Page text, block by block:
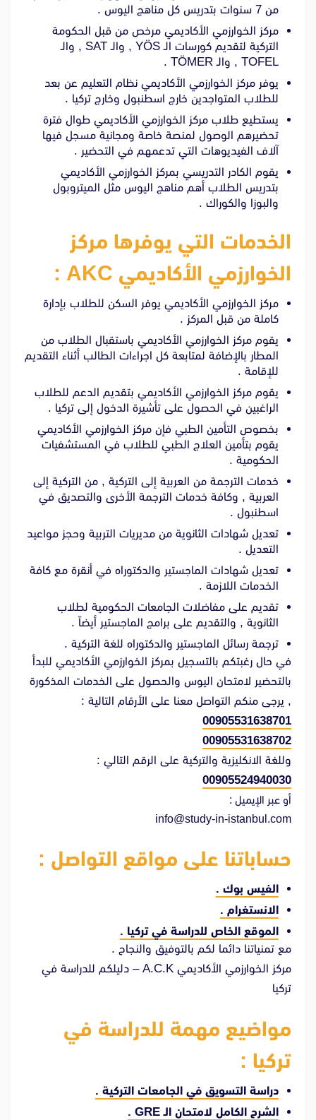
من 7 سنوات بتدريس كل مناهج اليوس .
مركز الخوارزمي الأكاديمي مرخص من قبل الحكومة
التركية لتقديم كورسات الـ YÖS , والـ SAT , والـ
TOFEL , والـ TÖMER .
يوفر مركز الخوارزمي الأكاديمي نظام التعليم عن بعد
للطلاب المتواجدين خارج اسطنبول وخارج تركيا .
يستطيع طلاب مركز الخوارزمي الأكاديمي طوال فترة
تحضيرهم الوصول لمنصة خاصة ومجانية مسجل فيها
آلاف الفيديوهات التي تدعمهم في التحضير .
يقوم الكادر التدريسي بمركز الخوارزمي الأكاديمي
بتدريس الطلاب أهم مناهج اليوس مثل الميتروبول
والبوزا والكوراك .
الخدمات التي يوفرها مركز
الخوارزمي الأكاديمي AKC :
مركز الخوارزمي الأكاديمي يوفر السكن للطلاب بإدارة
كاملة من قبل المركز .
يقوم مركز الخوارزمي الأكاديمي باستقبال الطلاب من
المطار بالإضافة لمتابعة كل اجراءات الطالب أثناء التقديم
للإقامة .
يقوم مركز الخوارزمي الأكاديمي بتقديم الدعم للطلاب
الراغبين في الحصول على تأشيرة الدخول إلى تركيا .
بخصوص التأمين الطبي فإن مركز الخوارزمي الأكاديمي
يقوم بتأمين العلاج الطبي للطلاب في المستشفيات
الحكومية .
خدمات الترجمة من العربية إلى التركية , من التركية إلى
العربية , وكافة خدمات الترجمة الأخرى والتصديق في
اسطنبول .
تعديل شهادات الثانوية من مديريات التربية وحجز مواعيد
التعديل .
تعديل شهادات الماجستير والدكتوراه في أنقرة مع كافة
الخدمات اللازمة .
تقديم على مفاضلات الجامعات الحكومية لطلاب
الثانوية , والتقديم على برامج الماجستير أيضاً .
ترجمة رسائل الماجستير والدكتوراه للغة التركية .
في حال رغبتكم بالتسجيل بمركز الخوارزمي الأكاديمي للبدأ
بالتحضير لامتحان اليوس والحصول على الخدمات المذكورة
, يرجى منكم التواصل معنا على الأرقام التالية :
00905531638701
00905531638702
وللغة الانكليزية والتركية على الرقم التالي :
00905524940030
أو عبر الإيميل :
info@study-in-istanbul.com
حساباتنا على مواقع التواصل :
الفيس بوك .
الانستغرام .
الموقع الخاص للدراسة في تركيا .
مع تمنياتنا دائما لكم بالتوفيق والنجاح .
مركز الخوارزمي الأكاديمي A.C.K – دليلكم للدراسة في
تركيا
مواضيع مهمة للدراسة في
تركيا :
دراسة التسويق في الجامعات التركية .
الشرح الكامل لامتحان الـ GRE .